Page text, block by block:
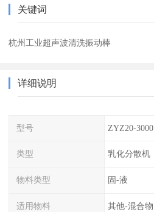
关键词
杭州工业超声波清洗振动棒
详细说明
型号 ZYZ20-3000
类型 乳化分散机
物料类型 固-液
适用物料 其他-混合物